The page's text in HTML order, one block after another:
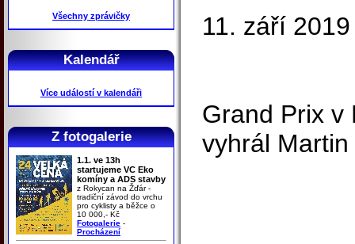
Všechny zprávičky
Kalendář
Více událostí v kalendáři
Z fotogalerie
1.1. ve 13h
startujeme VC Eko
komíny a ADS stavby
z Rokycan na Žďár -
tradiční závod do vrchu
pro cyklisty a běžce o
10 000,- Kč
Fotogalerie -
Procházení
11. září 2019
Grand Prix v
vyhrál